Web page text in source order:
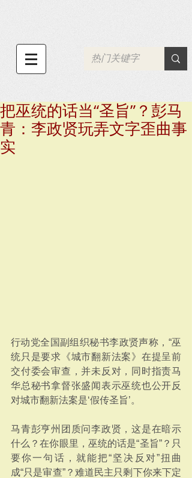
把巫统的话当“圣旨”？彭马
青：李政贤玩弄文字歪曲事
实
行动党全国副组织秘书李政贤声称，“巫
统只是要求《城市翻新法案》在提呈前
交付委会审查，并未反对，同时指责马
华总秘书拿督张盛闻表示巫统也公开反
对城市翻新法案是‘假传圣旨’。
马青彭亨州团质问李政贤，这是在暗示
什么？在你眼里，巫统的话是“圣旨”？只
要你一句话，就能把“坚决反对”扭曲
成“只是审查”？难道民主只剩下你来下定